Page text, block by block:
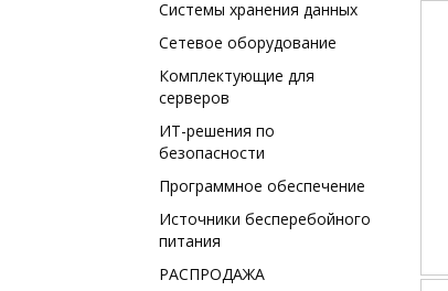
Системы хранения данных
Сетевое оборудование
Комплектующие для
серверов
ИТ-решения по
безопасности
Программное обеспечение
Источники бесперебойного
питания
РАСПРОДАЖА